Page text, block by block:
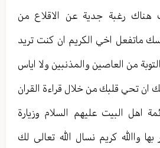
رغبة جدية عن الاقلاع من
ماتفعل اخي الكريم ان كنت تريد
التوبة من العاصين والمذنبين ولا اياس
ان تحي قلبك من خلال قراءة القران
اهل البيت عليهم السلام وزيارة
بها واالله كريم نسال الله تعالى لك